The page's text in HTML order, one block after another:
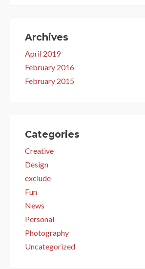
Archives
April 2019
February 2016
February 2015
Categories
Creative
Design
exclude
Fun
News
Personal
Photography
Uncategorized